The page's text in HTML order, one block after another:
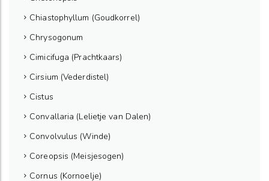
Chiastophyllum (Goudkorrel)
Chrysogonum
Cimicifuga (Prachtkaars)
Cirsium (Vederdistel)
Cistus
Convallaria (Lelietje van Dalen)
Convolvulus (Winde)
Coreopsis (Meisjesogen)
Cornus (Kornoelje)